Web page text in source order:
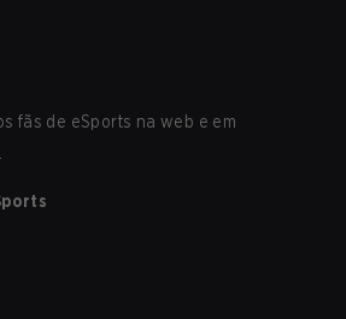
fãs de eSports na web e em